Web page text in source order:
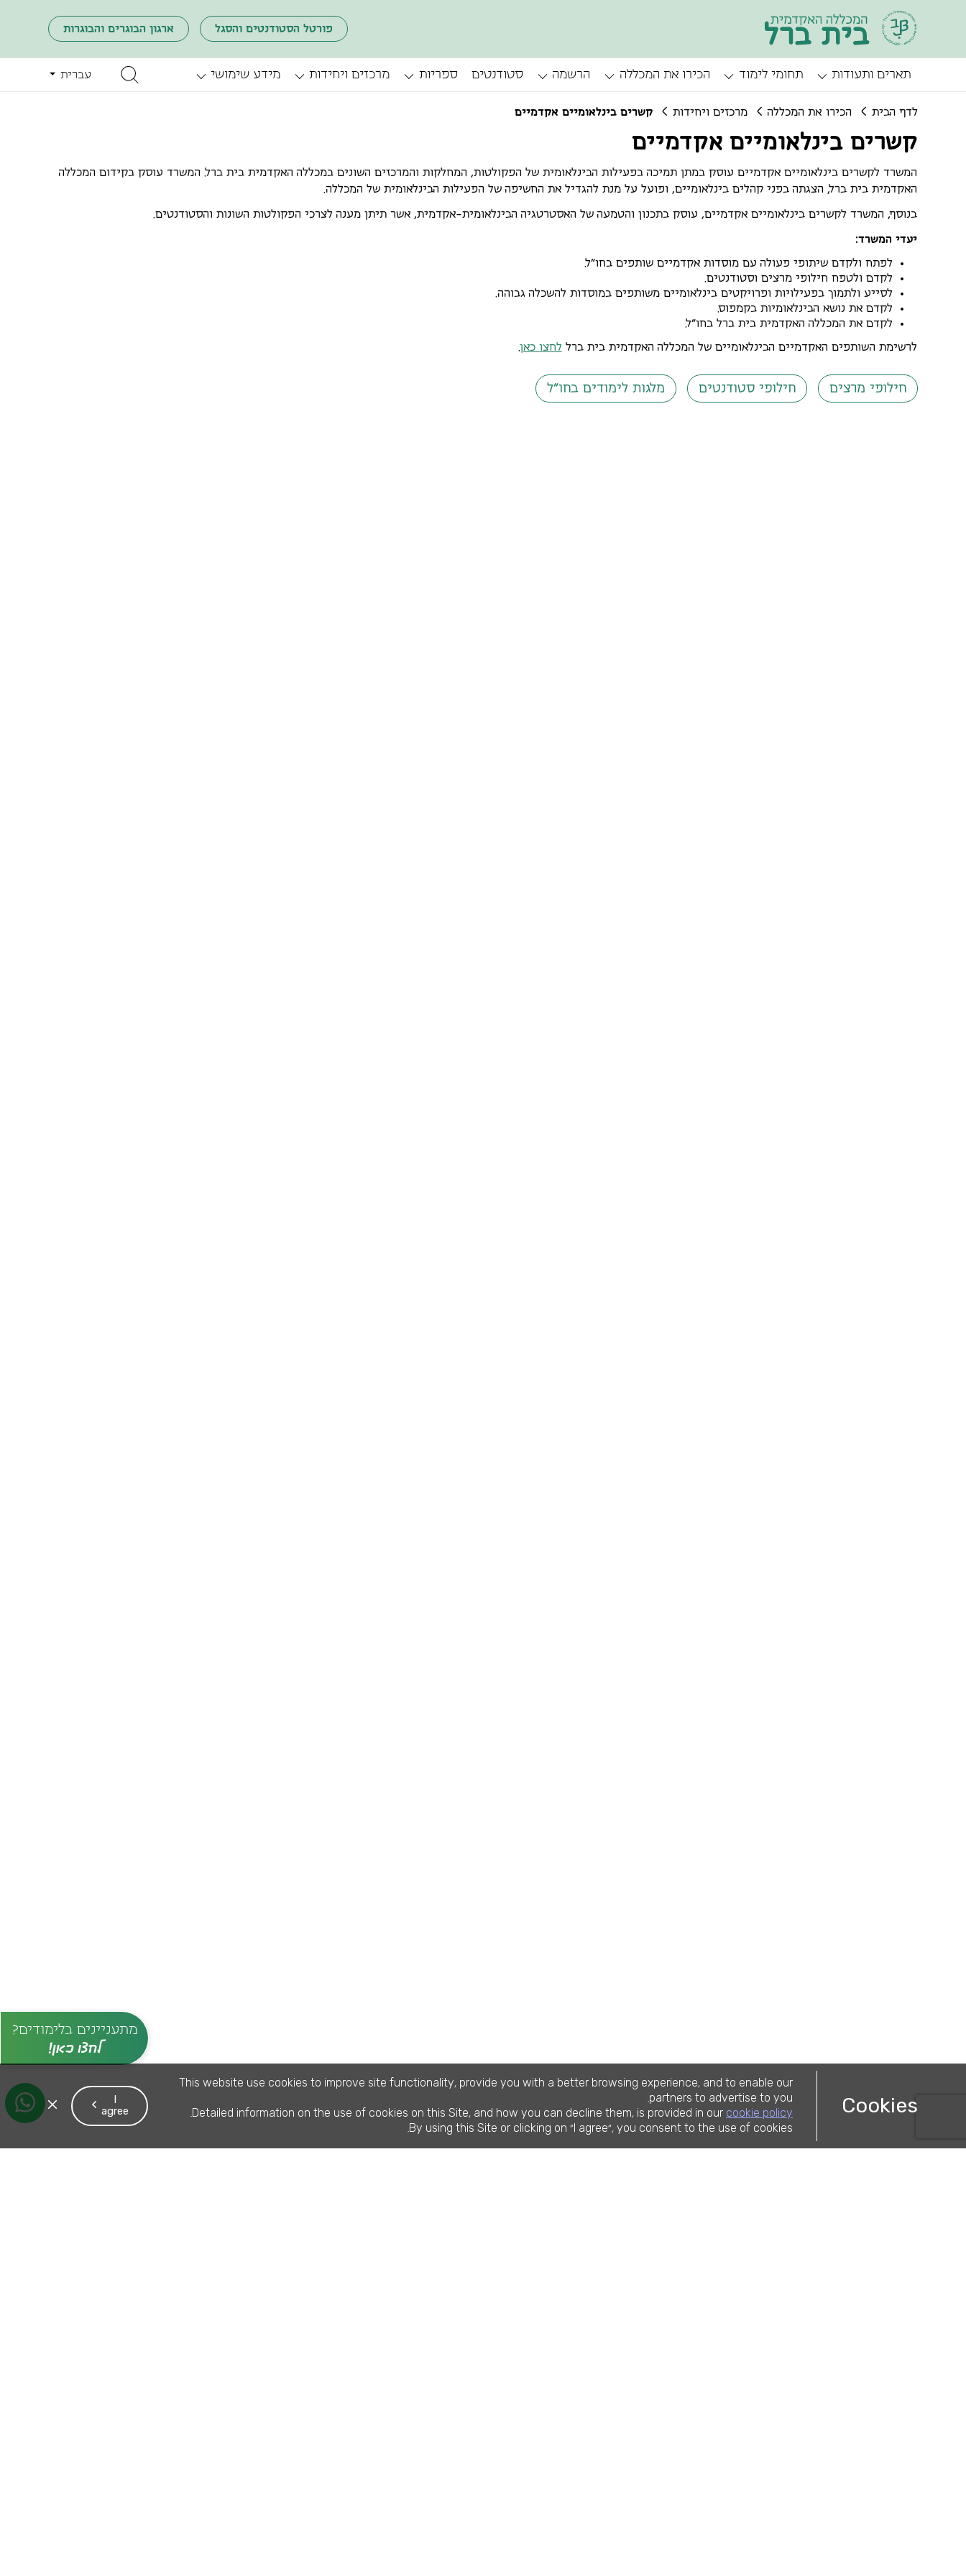
Cookies
This website use cookies to improve site functionality, provide you with a better browsing experience, and to enable our
partners to advertise to you
Detailed information on the use of cookies on this Site, and how you can decline them, is provided in our cookie policy
By using this Site or clicking on "I agree", you consent to the use of cookies
I
agree
C o se
t
פורטל הסטודנטים והסגל ארגון הבוגרים והבוגרות
תארים ותעודות תחומי לימוד הכירו את המכללה הרשמה סטודנטים ספריות מרכזים ויחידות מידע שימושי עברית
לדף הבית הכירו את המכללה מרכזים ויחידות קשרים בינלאומיים אקדמיים
קשרים בינלאומיים אקדמיים
המשרד לקשרים בינלאומיים אקדמיים עוסק במתן תמיכה בפעילות הבינלאומית של הפקולטות, המחלקות והמרכזים השונים במכללה האקדמית בית ברל. המשרד עוסק בקידום המכללה
האקדמית בית ברל, הצגתה בפני קהלים בינלאומיים, ופועל על מנת להגדיל את החשיפה של הפעילות הבינלאומית של המכללה.
בנוסף, המשרד לקשרים בינלאומיים אקדמיים, עוסק בתכנון והטמעה של האסטרטגיה הבינלאומית-אקדמית, אשר תיתן מענה לצרכי הפקולטות השונות והסטודנטים.
יעדי המשרד:
לפתח ולקדם שיתופי פעולה עם מוסדות אקדמיים שותפים בחו"ל.
לקדם ולטפח חילופי מרצים וסטודנטים.
לסייע ולתמוך בפעילויות ופרויקטים בינלאומיים משותפים במוסדות להשכלה גבוהה.
לקדם את נושא הבינלאומיות בקמפוס.
לקדם את המכללה האקדמית בית ברל בחו"ל.
לרשימת השותפים האקדמיים הבינלאומיים של המכללה האקדמית בית ברל לחצו כאן.
חילופי מרצים חילופי סטודנטים מלגות לימודים בחו"ל
מתעניינים בלימודים?
לחצו כאן!